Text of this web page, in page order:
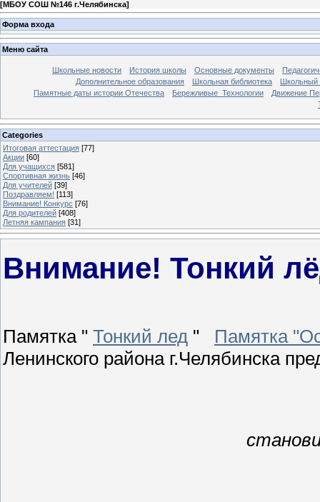
[МБОУ СОШ №146 г.Челябинска]
Форма входа
Меню сайта
Школьные новости История школы Основные документы
Дополнительное образования
Школьная библиотека
Памятные даты истории Отечества
Бережливые_Технологии
Движение
Categories
Итоговая аттестация [77]
Акции [60]
Для учащихся [581]
Спортивная жизнь [46]
Для учителей [39]
Поздравляем! [113]
Внимание! Конкурс [76]
Для родителей [408]
Летняя кампания [31]
Внимание! Тонкий
Памятка " Тонкий лед " Памятка
Ленинского района г.Челябинска